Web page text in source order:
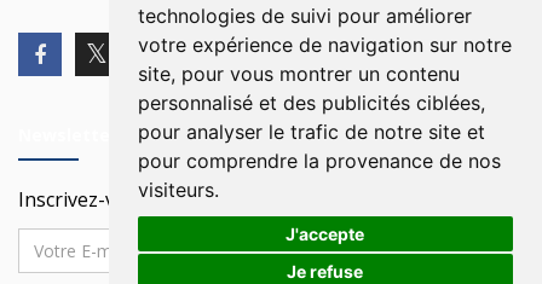
technologies de suivi pour améliorer
votre expérience de navigation sur notre
site, pour vous montrer un contenu
personnalisé et des publicités ciblées,
pour analyser le trafic de notre site et
pour comprendre la provenance de nos
visiteurs.
J'accepte
Je refuse
Inscrivez-vous à notre Newsletter